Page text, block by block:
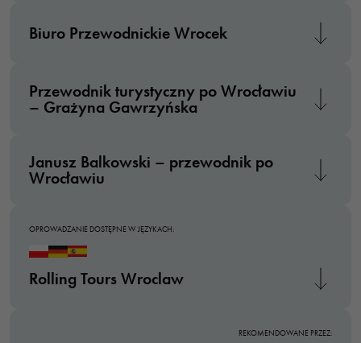
Biuro Przewodnickie Wrocek
Przewodnik turystyczny po Wrocławiu
– Grażyna Gawrzyńska
Janusz Balkowski – przewodnik po
Wrocławiu
OPROWADZANIE DOSTĘPNE W JĘZYKACH:
Rolling Tours Wroclaw
REKOMENDOWANE PRZEZ:
opcjonalne. Są
funkcjonowania
na podstawie